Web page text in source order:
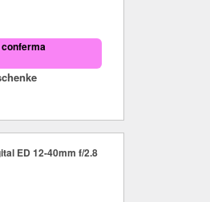
ED 12-40mm f/2.8